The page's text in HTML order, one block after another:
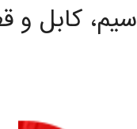
سیم، کابل و